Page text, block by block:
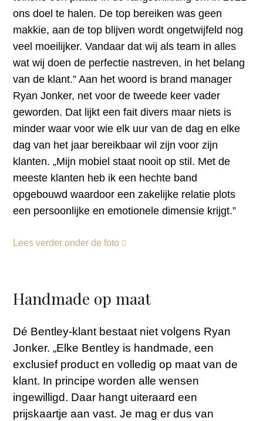
ons doel te halen. De top bereiken was geen
makkie, aan de top blijven wordt ongetwijfeld nog
veel moeilijker. Vandaar dat wij als team in alles
wat wij doen de perfectie nastreven, in het belang
van de klant.” Aan het woord is brand manager
Ryan Jonker, net voor de tweede keer vader
geworden. Dat lijkt een fait divers maar niets is
minder waar voor wie elk uur van de dag en elke
dag van het jaar bereikbaar wil zijn voor zijn
klanten. „Mijn mobiel staat nooit op stil. Met de
meeste klanten heb ik een hechte band
opgebouwd waardoor een zakelijke relatie plots
een persoonlijke en emotionele dimensie krijgt.”
Lees verder onder de foto
Handmade op maat
Dé Bentley-klant bestaat niet volgens Ryan
Jonker. „Elke Bentley is handmade, een
exclusief product en volledig op maat van de
klant. In principe worden alle wensen
ingewilligd. Daar hangt uiteraard een
prijskaartje aan vast. Je mag er dus van